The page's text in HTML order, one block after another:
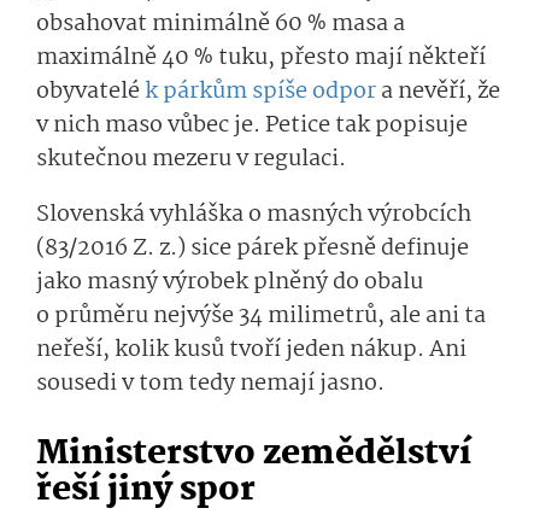
obsahovat minimálně 60 % masa a
maximálně 40 % tuku, přesto mají někteří
obyvatelék párkům spíše odpora nevěří, že
v nich maso vůbec je. Petice tak popisuje
skutečnou mezeru v regulaci.
Slovenská vyhláška o masných výrobcích
(83/2016 Z. z.) sice párek přesně definuje
jako masný výrobek plněný do obalu
o průměru nejvýše 34 milimetrů, ale ani ta
neřeší, kolik kusů tvoří jeden nákup. Ani
sousedi v tom tedy nemají jasno.
Ministerstvo zemědělství
řeší jiný spor